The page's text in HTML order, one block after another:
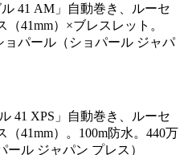
41 AM」自動巻き、ルーセ
41mm）×ブレスレット。
ョパール（ショパール ジャパ